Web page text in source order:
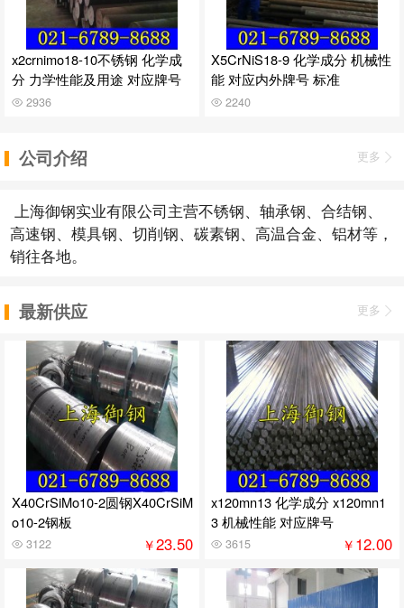
x2crnimo18-10不锈钢 化学成
分 力学性能及用途 对应牌号
2936
X5CrNiS18-9 化学成分 机械性
能 对应内外牌号 标准
2240
公司介绍 更多
上海御钢实业有限公司主营不锈钢、轴承钢、合结钢、
高速钢、模具钢、切削钢、碳素钢、高温合金、铝材等，
销往各地。
最新供应 更多
X40CrSiMo10-2圆钢X40CrSiM
o10-2钢板
3122 ￥23.50
x120mn13 化学成分 x120mn1
3 机械性能 对应牌号
3615 ￥12.00